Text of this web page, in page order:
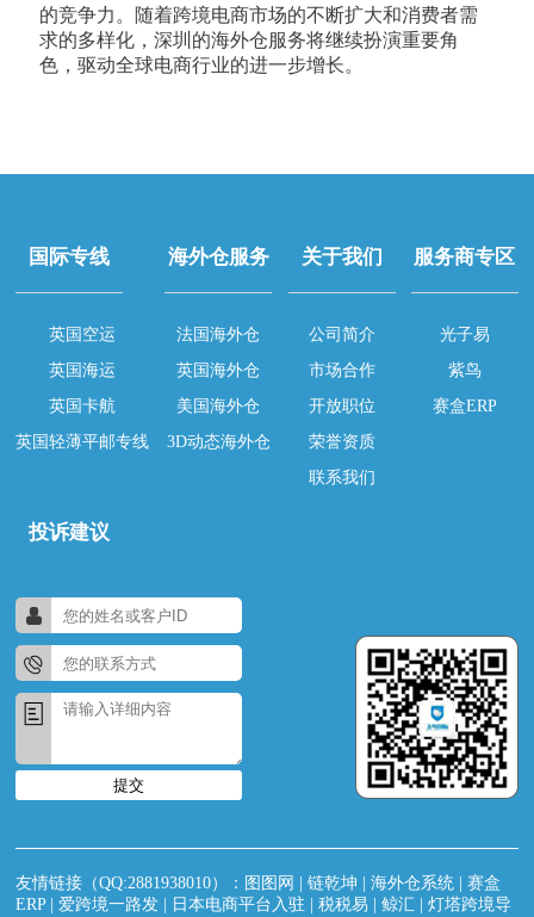
的竞争力。随着跨境电商市场的不断扩大和消费者需
求的多样化，深圳的海外仓服务将继续扮演重要角
色，驱动全球电商行业的进一步增长。
国际专线
英国空运
英国海运
英国卡航
英国轻薄平邮专线
海外仓服务
法国海外仓
英国海外仓
美国海外仓
3D动态海外仓
关于我们
公司简介
市场合作
开放职位
荣誉资质
联系我们
服务商专区
光子易
紫鸟
赛盒ERP
投诉建议
提交
友情链接（QQ:2881938010）： 图图网 |链乾坤 |海外仓系统 |赛盒
ERP|爱跨境一路发 日本电商平台入驻 |税税易 |鲸汇 |灯塔跨境导